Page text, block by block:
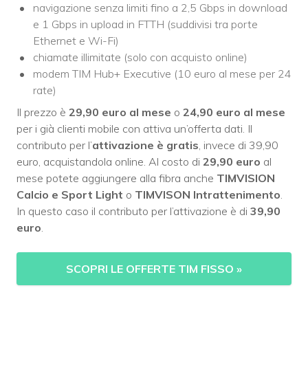
navigazione senza limiti fino a 2,5 Gbps in download
e 1 Gbps in upload in FTTH (suddivisi tra porte
Ethernet e Wi-Fi)
chiamate illimitate (solo con acquisto online)
modem TIM Hub+ Executive (10 euro al mese per 24
rate)
Il prezzo è 29,90 euro al mese o 24,90 euro al mese
per i già clienti mobile con attiva un’offerta dati. Il
contributo per l’attivazione è gratis, invece di 39,90
euro, acquistandola online. Al costo di 29,90 euro al
mese potete aggiungere alla fibra anche TIMVISION
Calcio e Sport Light o TIMVISON Intrattenimento.
In questo caso il contributo per l’attivazione è di 39,90
euro.
SCOPRI LE OFFERTE TIM FISSO »